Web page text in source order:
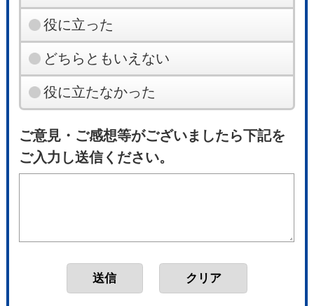
役に立った
どちらともいえない
役に立たなかった
ご意見・ご感想等がございましたら下記を
ご入力し送信ください。